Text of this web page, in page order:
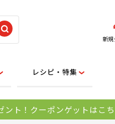
新
レシピ・特集
ト！クーポンゲットはこ